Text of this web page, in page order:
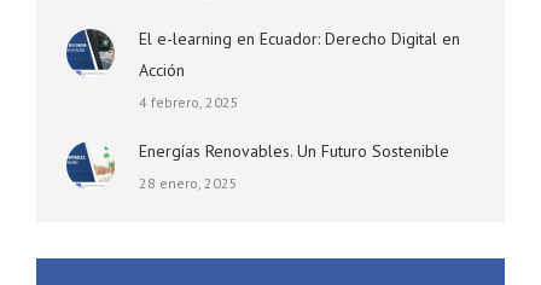
El e-learning en Ecuador: Derecho Digital en
Acción
4 febrero, 2025
Energías Renovables. Un Futuro Sostenible
28 enero, 2025